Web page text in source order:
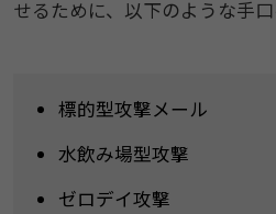
せるために、以下のような手口
標的型攻撃メール
水飲み場型攻撃
ゼロデイ攻撃